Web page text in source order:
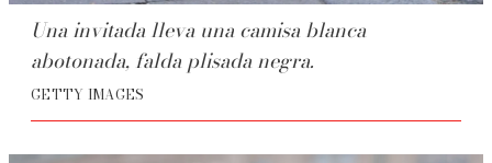
Una invitada lleva una camisa blanca
abotonada, falda plisada negra.
GETTY IMAGES